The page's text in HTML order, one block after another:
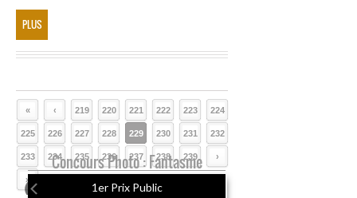
PLUS
« ‹ 219 220 221 222 223 224
225 226 227 228 229 230 231 232
233 234 235 236 237 238 239 ›
»
Concours Photo : Fantasme
1er Prix Public